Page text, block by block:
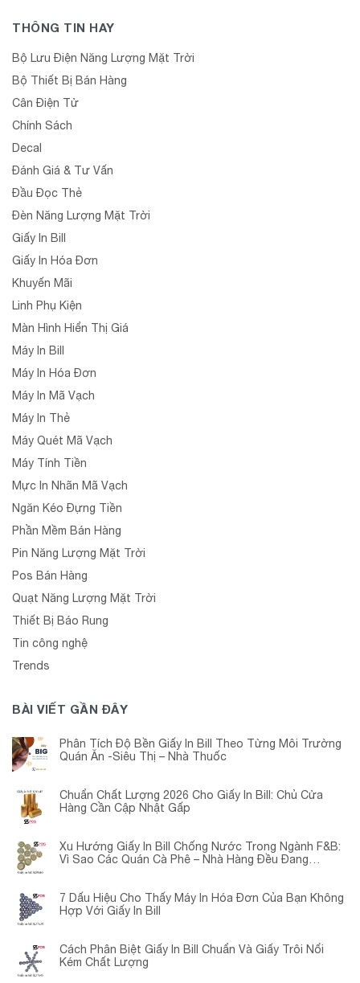
THÔNG TIN HAY
Bộ Lưu Điện Năng Lượng Mặt Trời
Bộ Thiết Bị Bán Hàng
Cân Điện Tử
Chính Sách
Decal
Đánh Giá & Tư Vấn
Đầu Đọc Thẻ
Đèn Năng Lượng Mặt Trời
Giấy In Bill
Giấy In Hóa Đơn
Khuyến Mãi
Linh Phụ Kiện
Màn Hình Hiển Thị Giá
Máy In Bill
Máy In Hóa Đơn
Máy In Mã Vạch
Máy In Thẻ
Máy Quét Mã Vạch
Máy Tính Tiền
Mực In Nhãn Mã Vạch
Ngăn Kéo Đựng Tiền
Phần Mềm Bán Hàng
Pin Năng Lượng Mặt Trời
Pos Bán Hàng
Quạt Năng Lượng Mặt Trời
Thiết Bị Báo Rung
Tin công nghệ
Trends
BÀI VIẾT GẦN ĐÂY
Phân Tích Độ Bền Giấy In Bill Theo Từng Môi Trường
Quán Ăn -Siêu Thị – Nhà Thuốc
Chuẩn Chất Lượng 2026 Cho Giấy In Bill: Chủ Cửa
Hàng Cần Cập Nhật Gấp
Xu Hướng Giấy In Bill Chống Nước Trong Ngành F&B:
Vì Sao Các Quán Cà Phê – Nhà Hàng Đều Đang
7 Dấu Hiệu Cho Thấy Máy In Hóa Đơn Của Bạn Không
Hợp Với Giấy In Bill
Cách Phân Biệt Giấy In Bill Chuẩn Và Giấy Trôi Nổi
Kém Chất Lượng